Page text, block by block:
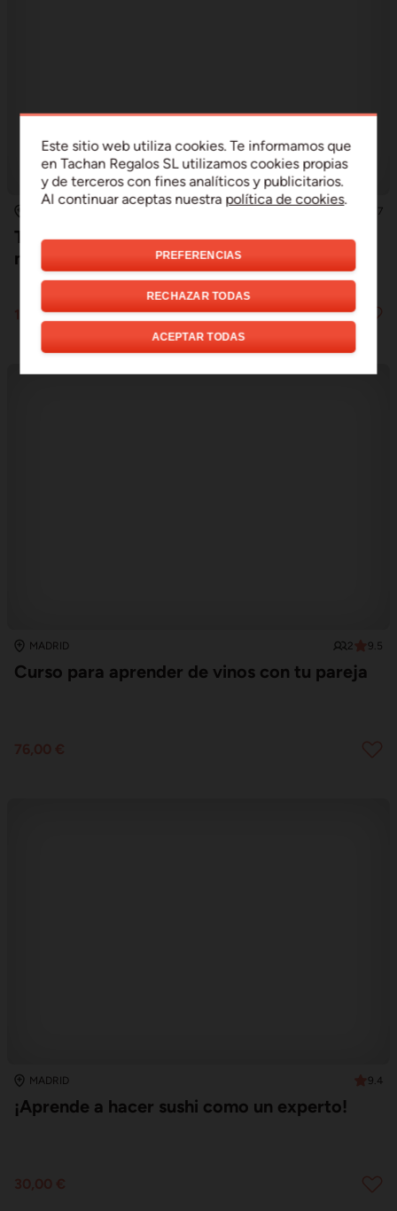
9.7
Taller de observación astronómica para
niños y familias
16,00 €-21,00 €
MADRID 2 9.5
Curso para aprender de vinos con tu pareja
76,00 €
MADRID 9.4
¡Aprende a hacer sushi como un experto!
30,00 €
Este sitio web utiliza cookies. Te informamos que
en Tachan Regalos SL utilizamos cookies propias
y de terceros con fines analíticos y publicitarios.
Al continuar aceptas nuestra política de cookies.
PREFERENCIAS
RECHAZAR TODAS
ACEPTAR TODAS